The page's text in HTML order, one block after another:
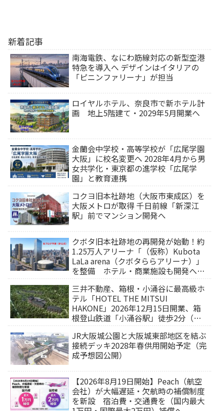
新着記事
南海電鉄、なにわ筋線対応の新型空港
特急を導入へ デザインはイタリアの
「ピニンファリーナ」が担当
ロイヤルホテル、奈良市で新ホテル計
画 地上5階建て・2029年5月開業へ
金蘭会中学校・高等学校が「広尾学園
大阪」に校名変更へ 2028年4月から男
女共学化・東京都の進学校「広尾学
園」と教育連携
コクヨ旧本社跡地（大阪市東成区）を
大阪メトロが取得 千日前線「新深江
駅」前でマンション開発へ
クボタ旧本社跡地の再開発が始動！約
1.25万人アリーナ「（仮称）Kubota
LaLa arena（クボタららアリーナ）」
を整備 ホテル・商業施設も開発へ
三井不動産、箱根・小涌谷に最高級ホ
テル「HOTEL THE MITSUI
HAKONE」2026年12月15日開業、箱
根登山鉄道「小涌谷駅」徒歩2分（旅
JR大阪城公園と大阪城東部地区を結ぶ
接続デッキ2028年春供用開始予定（完
成予想図公開）
【2026年8月19日開始】Peach（航空
会社）が大幅遅延・欠航時の補償制度
を新設 宿泊費・交通費を（国内最大